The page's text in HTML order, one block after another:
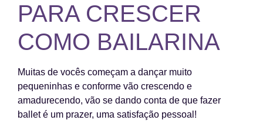
PARA CRESCER
COMO BAILARINA
Muitas de vocês começam a dançar muito
pequeninhas e conforme vão crescendo e
amadurecendo, vão se dando conta de que fazer
ballet é um prazer, uma satisfação pessoal!